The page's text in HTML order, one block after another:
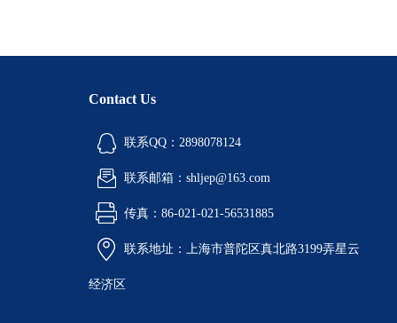
Contact Us
联系QQ：2898078124
联系邮箱：shljep@163.com
传真：86-021-021-56531885
联系地址：上海市普陀区真北路3199弄星云
经济区